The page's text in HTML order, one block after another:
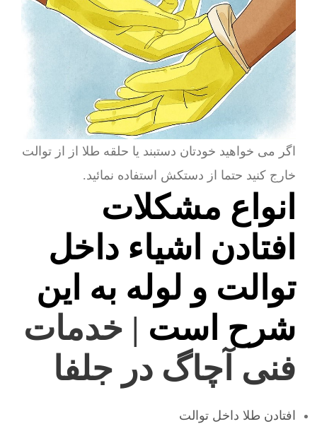
اگر می خواهید خودتان دستبند یا حلقه طلا از از توالت
خارج کنید حتما از دستکش استفاده نمائید.
انواع مشکلات
افتادن اشیاء داخل
توالت و لوله به این
شرح است | خدمات
فنی آچاگ در جلفا
افتادن طلا داخل توالت